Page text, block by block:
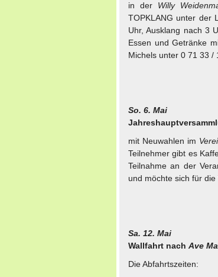
in der Willy
TOPKLANG unter der
Uhr, Ausklang nach 3
Essen und Getränke
Michels unter 0 71 33 /
So. 6. Mai
mit Neuwahlen im
Teilnehmer gibt es
Teilnahme an der
und möchte sich für
Sa. 12. Mai
Wallfahrt nach Ave
Die Abfahrtszeiten: